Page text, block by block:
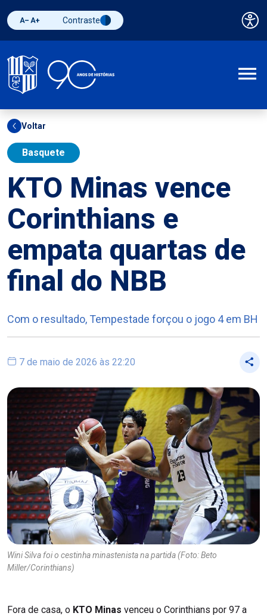
Diminuir fonte
Aumentar fonteAlternar contraste
Contraste
Voltar
Basquete
KTO Minas vence
Corinthians e
empata quartas de
final do NBB
Com o resultado, Tempestade forçou o jogo 4 em BH
7 de maio de 2026 às 22:20
Wini Silva foi o cestinha minastenista na partida (Foto: Beto
Miller/Corinthians)
Fora de casa, o KTO Minas venceu o Corinthians por 97 a